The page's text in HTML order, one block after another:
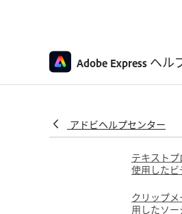
Adobe Express ヘル
アドビヘルプセンター
ビデオの作成
オを作成す
Adobe
デオの録画
テキスト
使用した
クリップ
用したソ